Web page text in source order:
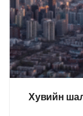
Хувийн